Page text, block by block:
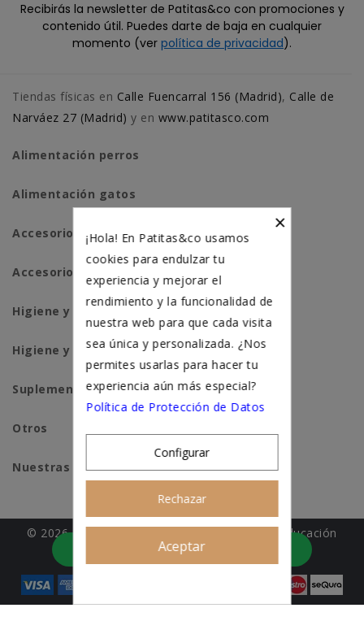
Recibirás la newsletter de Patitas&co con promociones y
contenido útil. Puedes darte de baja en cualquier
momento (ver política de privacidad).
Tiendas físicas en Calle Fuencarral 156 (Madrid), Calle de
Narváez 27 (Madrid) y en www.patitasco.com
Alimentación perros
Alimentación gatos
Accesorios perros
Accesorios para gatos
Higiene y salud perros
Higiene y salud gatos
Suplementación natural
Otros
Nuestras tiendas
© 2026 - Patitas&co, Alimentación natural y educación
amable
Asesoramiento personalizado
×
¡Hola! En Patitas&co usamos
cookies para endulzar tu
experiencia y mejorar el
rendimiento y la funcionalidad de
nuestra web para que cada visita
sea única y personalizada. ¿Nos
permites usarlas para hacer tu
experiencia aún más especial?
Política de Protección de Datos
Configurar
Rechazar
Aceptar